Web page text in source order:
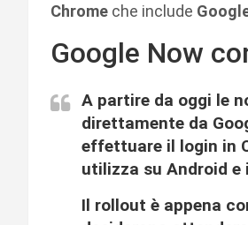
Chrome che include
Google Now
A partire da oggi le
direttamente da
effettuare il login in
utilizza su Android e
Il rollout è appena